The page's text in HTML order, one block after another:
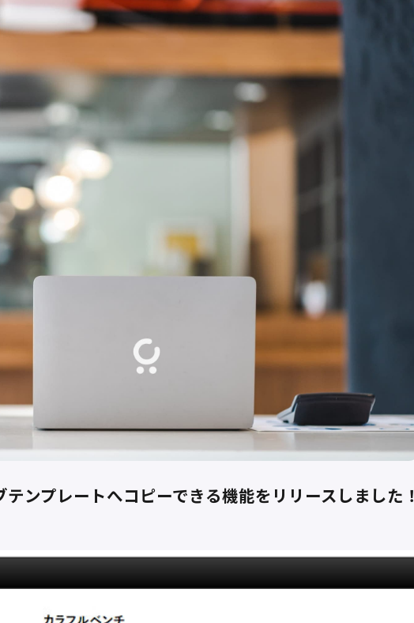
ンプレートへコピーできる機能をリリースしました！